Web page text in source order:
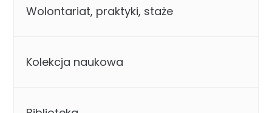
Wolontariat, praktyki, staże
Kolekcja naukowa